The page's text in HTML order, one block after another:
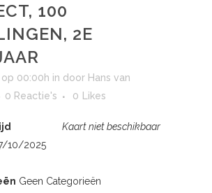
100
2E
00:00h in door Hans van
0 Reactie's 0 Likes
Kaart niet beschikbaar
10/2025
Geen Categorieën